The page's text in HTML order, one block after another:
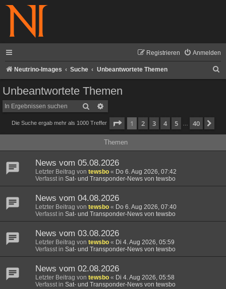
Anmelden
Registrieren
Neutrino-Images Suche Unbeantwortete Themen
Unbeantwortete Themen
Suche
Die Suche ergab mehr als 1000 Treffer Seite 1von 40
1 2 3 4 5 40
Themen
News vom 05.08.2026
Letzter Beitrag von tewsbo « Do 6. Aug 2026, 07:42
Verfasst in Sat- und Transponder-News von tewsbo
News vom 04.08.2026
Letzter Beitrag von tewsbo « Do 6. Aug 2026, 07:40
Verfasst in Sat- und Transponder-News von tewsbo
News vom 03.08.2026
Letzter Beitrag von tewsbo « Di 4. Aug 2026, 05:59
Verfasst in Sat- und Transponder-News von tewsbo
News vom 02.08.2026
Letzter Beitrag von tewsbo « Di 4. Aug 2026, 05:58
Verfasst in Sat- und Transponder-News von tewsbo